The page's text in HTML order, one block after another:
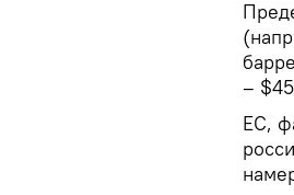
–
ЕС,